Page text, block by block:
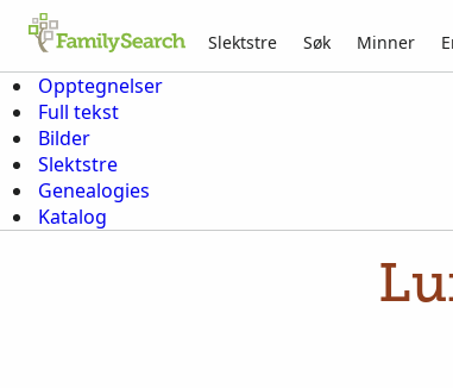
Slektstre Søk Minner
Opptegnelser
Full tekst
Bilder
Slektstre
Genealogies
Katalog